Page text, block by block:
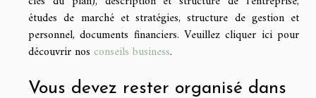
études de marché et stratégies, structure de gestion et
personnel, documents financiers. Veuillez cliquer ici pour
découvrir nos conseils business.
Vous devez rester organisé dans